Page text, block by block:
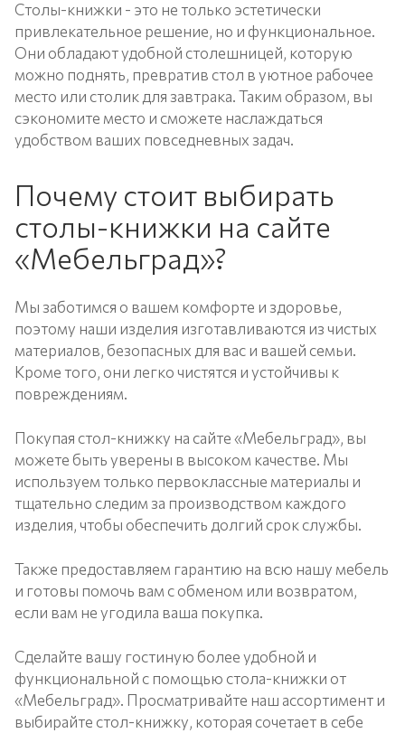
Столы-книжки - это не только эстетически
привлекательное решение, но и функциональное.
Они обладают удобной столешницей, которую
можно поднять, превратив стол в уютное рабочее
место или столик для завтрака. Таким образом, вы
сэкономите место и сможете наслаждаться
удобством ваших повседневных задач.
Почему стоит выбирать
столы-книжки на сайте
«Мебельград»?
Мы заботимся о вашем комфорте и здоровье,
поэтому наши изделия изготавливаются из чистых
материалов, безопасных для вас и вашей семьи.
Кроме того, они легко чистятся и устойчивы к
повреждениям.
Покупая стол-книжку на сайте «Мебельград», вы
можете быть уверены в высоком качестве. Мы
используем только первоклассные материалы и
тщательно следим за производством каждого
изделия, чтобы обеспечить долгий срок службы.
Также предоставляем гарантию на всю нашу мебель
и готовы помочь вам с обменом или возвратом,
если вам не угодила ваша покупка.
Сделайте вашу гостиную более удобной и
функциональной с помощью стола-книжки от
«Мебельград». Просматривайте наш ассортимент и
выбирайте стол-книжку, которая сочетает в себе